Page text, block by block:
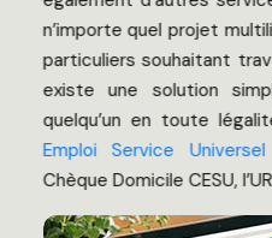
n’importe quel projet
particuliers souhaitant
existe une solution
quelqu’un en toute
Emploi Service Universel
Chèque Domicile CESU,